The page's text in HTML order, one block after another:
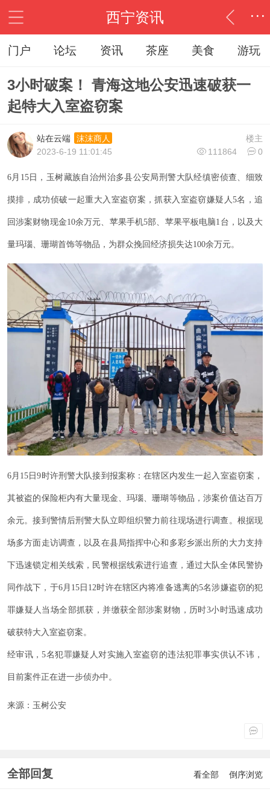
西宁资讯
...
...
门户 论坛 资讯 茶座 美食 游玩
3小时破案！ 青海这地公安迅速破获一
起特大入室盗窃案
楼主
站在云端
沫沫商人
111864
0
2023-6-19 11:01:45
6月15日，玉树藏族自治州治多县公安局刑警大队经缜密侦查、细致
摸排，成功侦破一起重大入室盗窃案，抓获入室盗窃嫌疑人5名，追
回涉案财物现金10余万元、苹果手机5部、苹果平板电脑1台，以及大
量玛瑙、珊瑚首饰等物品，为群众挽回经济损失达100余万元。
6月15日9时许刑警大队接到报案称：在辖区内发生一起入室盗窃案，
其被盗的保险柜内有大量现金、玛瑙、珊瑚等物品，涉案价值达百万
余元。接到警情后刑警大队立即组织警力前往现场进行调查。根据现
场多方面走访调查，以及在县局指挥中心和多彩乡派出所的大力支持
下迅速锁定相关线索，民警根据线索进行追查，通过大队全体民警协
同作战下，于6月15日12时许在辖区内将准备逃离的5名涉嫌盗窃的犯
罪嫌疑人当场全部抓获，并缴获全部涉案财物，历时3小时迅速成功
破获特大入室盗窃案。
经审讯，5名犯罪嫌疑人对实施入室盗窃的违法犯罪事实供认不讳，
目前案件正在进一步侦办中。
来源：玉树公安
全部回复 看全部 倒序浏览